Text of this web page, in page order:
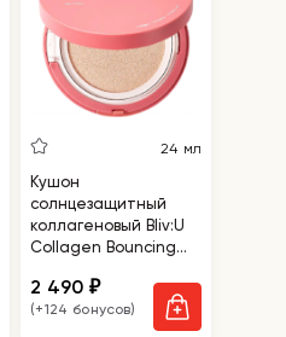
24 мл
Кушон
солнцезащитный
коллагеновый Bliv:U
Collagen Bouncing
Pa++++
2 490₽
(+124 бонусов)